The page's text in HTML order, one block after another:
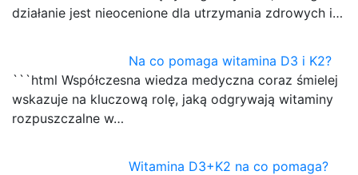
działanie jest nieocenione dla utrzymania zdrowych i…
Na co pomaga witamina D3 i K2?
```html Współczesna wiedza medyczna coraz śmielej
wskazuje na kluczową rolę, jaką odgrywają witaminy
rozpuszczalne w…
Witamina D3+K2 na co pomaga?